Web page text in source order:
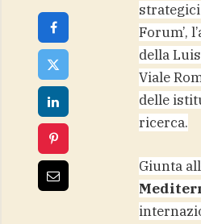
Forum’,
della
Viale
delle
ricerca.
Giunta